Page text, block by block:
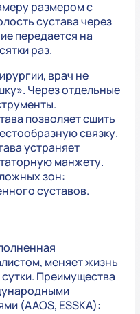
размером с
сустава через
передается на
раз.
врач не
Через отдельные
позволяет сшить
связку.
устраняет
манжету.
зон:
суставов.
меняет жизнь
Преимущества
(AAOS, ESSKA):